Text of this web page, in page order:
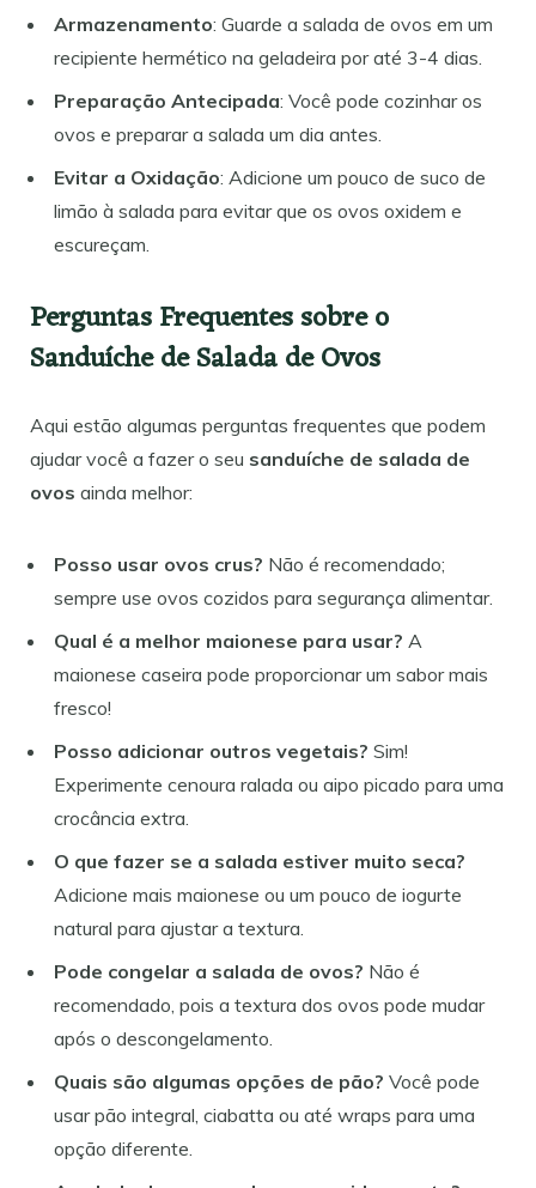
Armazenamento: Guarde a salada de ovos em um
recipiente hermético na geladeira por até 3-4 dias.
Preparação Antecipada: Você pode cozinhar os
ovos e preparar a salada um dia antes.
Evitar a Oxidação: Adicione um pouco de suco de
limão à salada para evitar que os ovos oxidem e
escureçam.
Perguntas Frequentes sobre o
Sanduíche de Salada de Ovos
Aqui estão algumas perguntas frequentes que podem
ajudar você a fazer o seu sanduíche de salada de
ovos ainda melhor:
Posso usar ovos crus? Não é recomendado;
sempre use ovos cozidos para segurança alimentar.
Qual é a melhor maionese para usar? A
maionese caseira pode proporcionar um sabor mais
fresco!
Posso adicionar outros vegetais? Sim!
Experimente cenoura ralada ou aipo picado para uma
crocância extra.
O que fazer se a salada estiver muito seca?
Adicione mais maionese ou um pouco de iogurte
natural para ajustar a textura.
Pode congelar a salada de ovos? Não é
recomendado, pois a textura dos ovos pode mudar
após o descongelamento.
Quais são algumas opções de pão? Você pode
usar pão integral, ciabatta ou até wraps para uma
opção diferente.